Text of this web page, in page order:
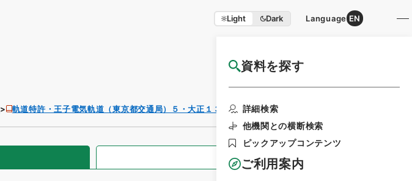
Light Dark Language EN
資料を探す
詳細検索
他機関との横断検索
ピックアップコンテンツ
ご利用案内
国立公文書館HP利用案内
軌道特許・王子電気軌道（東京都交通局）５・大正１３～１５年
全ての情報